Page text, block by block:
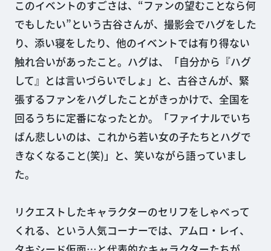
このイベントのすごさは、“ファンの望むことなら何
でもしたい”という古谷さんが、撮影会でハグをした
り、添い寝をしたり、他のイベントでは有り得ない
触れ合いがあったこと。ハグは、「自分から『ハグ
して』とは言いづらいでしょ」と、古谷さんが、緊
張するファンをハグしたことがきっかけで、全国を
回るうちに定番になったとか。「ファイナルでいち
ばん悲しいのは、これから若い女の子たちとハグで
きなくなること(笑)」と、笑いながら語っていまし
た。
リクエストしたキャラクターのセリフをしゃべって
くれる、という人気コーナーでは、アムロ・レイ、